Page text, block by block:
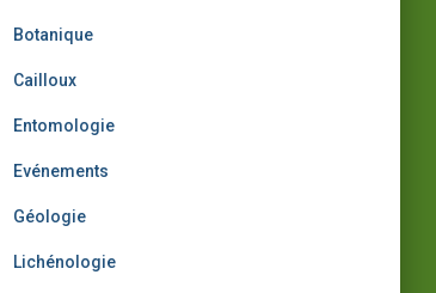
Botanique
Cailloux
Entomologie
Evénements
Géologie
Lichénologie